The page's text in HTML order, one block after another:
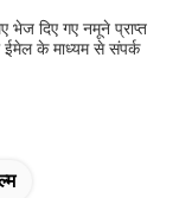
दिए गए नमूने प्राप्त
के माध्यम से संपर्क